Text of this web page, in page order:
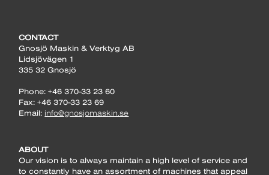
CONTACT
Gnosjö Maskin & Verktyg AB
Lidsjövägen 1
335 32 Gnosjö
Phone: +46 370-33 23 60
Fax: +46 370-33 23 69
Email: info@gnosjomaskin.se
ABOUT
Our vision is to always maintain a high level of service and
to constantly have an assortment of machines that appeal